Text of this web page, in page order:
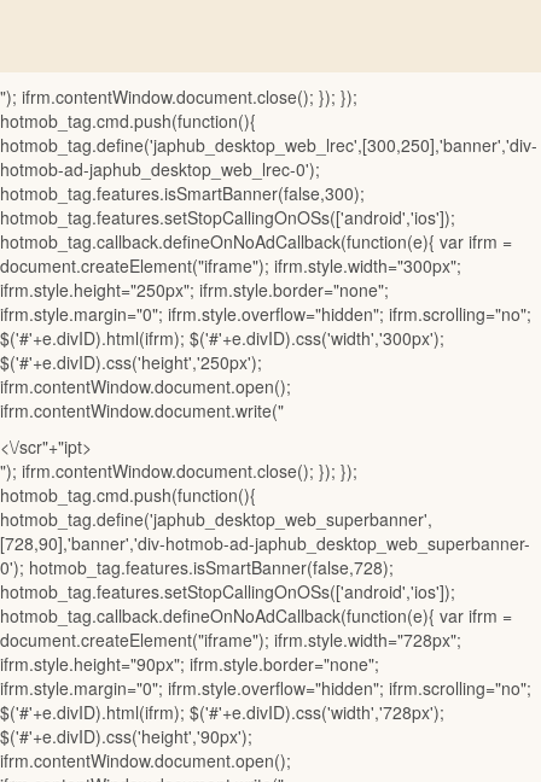
"); ifrm.contentWindow.document.close(); }); });
hotmob_tag.cmd.push(function(){
hotmob_tag.define('japhub_desktop_web_lrec',[300,250],'banner','div-
hotmob-ad-japhub_desktop_web_lrec-0');
hotmob_tag.features.isSmartBanner(false,300);
hotmob_tag.features.setStopCallingOnOSs(['android','ios']);
hotmob_tag.callback.defineOnNoAdCallback(function(e){ var ifrm =
document.createElement("iframe"); ifrm.style.width="300px";
ifrm.style.height="250px"; ifrm.style.border="none";
ifrm.style.margin="0"; ifrm.style.overflow="hidden"; ifrm.scrolling="no";
$('#'+e.divID).html(ifrm); $('#'+e.divID).css('width','300px');
$('#'+e.divID).css('height','250px');
ifrm.contentWindow.document.open();
ifrm.contentWindow.document.write("
<\/scr"+"ipt>
"); ifrm.contentWindow.document.close(); }); });
hotmob_tag.cmd.push(function(){
hotmob_tag.define('japhub_desktop_web_superbanner',
[728,90],'banner','div-hotmob-ad-japhub_desktop_web_superbanner-
0'); hotmob_tag.features.isSmartBanner(false,728);
hotmob_tag.features.setStopCallingOnOSs(['android','ios']);
hotmob_tag.callback.defineOnNoAdCallback(function(e){ var ifrm =
document.createElement("iframe"); ifrm.style.width="728px";
ifrm.style.height="90px"; ifrm.style.border="none";
ifrm.style.margin="0"; ifrm.style.overflow="hidden"; ifrm.scrolling="no";
$('#'+e.divID).html(ifrm); $('#'+e.divID).css('width','728px');
$('#'+e.divID).css('height','90px');
ifrm.contentWindow.document.open();